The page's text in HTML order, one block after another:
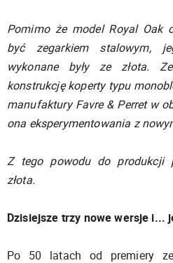
Pomimo że model Royal Oak
być zegarkiem stalowym,
wykonane były ze złota.
konstrukcję koperty typu
manufaktury Favre & Perret w
ona eksperymentowania z
Z tego powodu do produkcji
złota.
Dzisiejsze trzy nowe wersje i...
Po 50 latach od premiery